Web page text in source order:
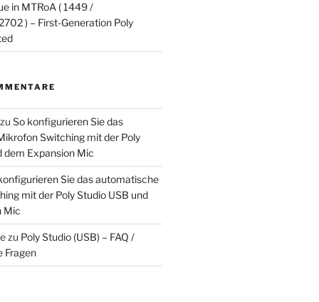
in MTRoA ( 1449 /
) – First-Generation Poly
So konfigurieren Sie das
Switching mit der Poly
dem Expansion Mic
Sie das automatische
mit der Poly Studio USB und
Mic
zu Poly Studio (USB) – FAQ /
Fragen